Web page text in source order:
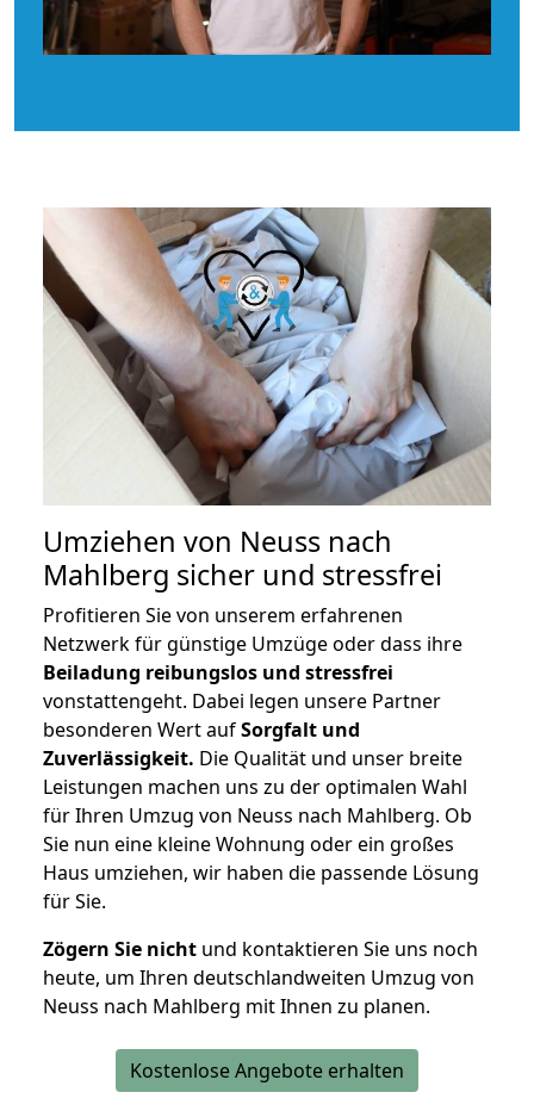
Umziehen von Neuss nach
Mahlberg sicher und stressfrei
Profitieren Sie von unserem erfahrenen
Netzwerk für günstige Umzüge oder dass ihre
Beiladung reibungslos und stressfrei
vonstattengeht. Dabei legen unsere Partner
besonderen Wert aufSorgfalt und
Zuverlässigkeit. Die Qualität und unser breite
Leistungen machen uns zu der optimalen Wahl
für Ihren Umzug von Neuss nach Mahlberg. Ob
Sie nun eine kleine Wohnung oder ein großes
Haus umziehen, wir haben die passende Lösung
für Sie.
Zögern Sie nicht und kontaktieren Sie uns noch
heute, um Ihren deutschlandweiten Umzug von
Neuss nach Mahlberg mit Ihnen zu planen.
Kostenlose Angebote erhalten